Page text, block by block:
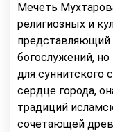
Мечеть
религиозных и
представляющий
богослужений,
для суннитского
сердце города,
традиций
сочетающей